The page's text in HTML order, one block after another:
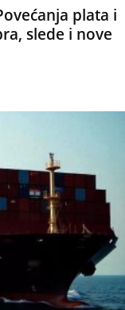
plata i
slede i nove